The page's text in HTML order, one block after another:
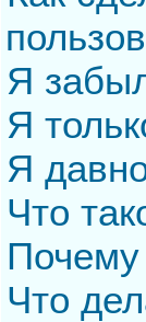
Я
Я
Я
Что
Почему
Что